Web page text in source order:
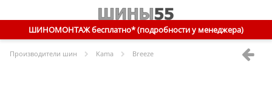
ШИНОМОНТАЖ бесплатно* (подробности у менеджера)
Производители шин Kama Breeze